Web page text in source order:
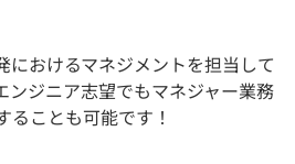
におけるマネジメントを担当して
ンジニア志望でもマネジャー業務
ることも可能です！